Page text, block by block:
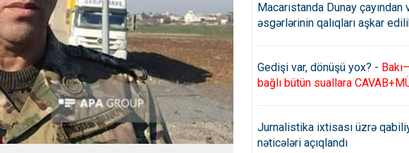
Macarıstanda Dunay çayından
əsgərlərinin qalıqları aşkar
Gedişi var, dönüşü yox? -
bağlı bütün suallara
Jurnalistika ixtisası üzrə
nəticələri açıqlandı